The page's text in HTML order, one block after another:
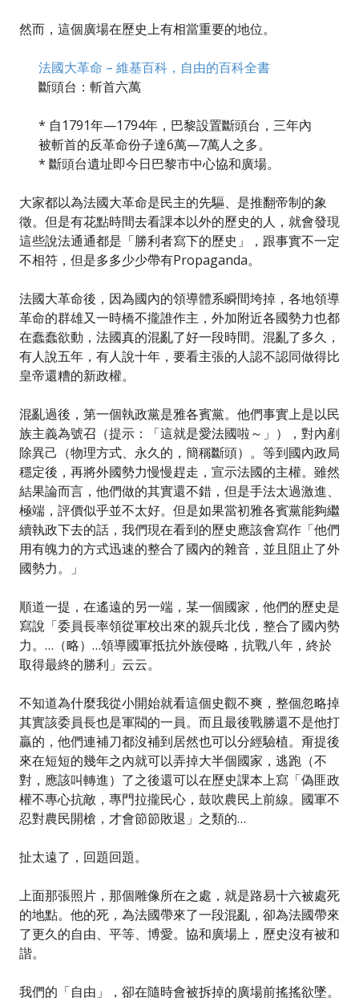
然而，這個廣場在歷史上有相當重要的地位。
法國大革命 – 維基百科，自由的百科全書
斷頭台：斬首六萬
* 自1791年—1794年，巴黎設置斷頭台，三年內
被斬首的反革命份子達6萬—7萬人之多。
* 斷頭台遺址即今日巴黎市中心協和廣場。
大家都以為法國大革命是民主的先驅、是推翻帝制的象
徵。但是有花點時間去看課本以外的歷史的人，就會發現
這些說法通通都是「勝利者寫下的歷史」，跟事實不一定
不相符，但是多多少少帶有Propaganda。
法國大革命後，因為國內的領導體系瞬間垮掉，各地領導
革命的群雄又一時橋不攏誰作主，外加附近各國勢力也都
在蠢蠢欲動，法國真的混亂了好一段時間。混亂了多久，
有人說五年，有人說十年，要看主張的人認不認同做得比
皇帝還糟的新政權。
混亂過後，第一個執政黨是雅各賓黨。他們事實上是以民
族主義為號召（提示：「這就是愛法國啦～」），對內剷
除異己（物理方式、永久的，簡稱斷頭）。等到國內政局
穩定後，再將外國勢力慢慢趕走，宣示法國的主權。雖然
結果論而言，他們做的其實還不錯，但是手法太過激進、
極端，評價似乎並不太好。但是如果當初雅各賓黨能夠繼
續執政下去的話，我們現在看到的歷史應該會寫作「他們
用有魄力的方式迅速的整合了國內的雜音，並且阻止了外
國勢力。」
順道一提，在遙遠的另一端，某一個國家，他們的歷史是
寫說「委員長率領從軍校出來的親兵北伐，整合了國內勢
力。…（略）…領導國軍抵抗外族侵略，抗戰八年，終於
取得最終的勝利」云云。
不知道為什麼我從小開始就看這個史觀不爽，整個忽略掉
其實該委員長也是軍閥的一員。而且最後戰勝還不是他打
贏的，他們連補刀都沒補到居然也可以分經驗植。甭提後
來在短短的幾年之內就可以弄掉大半個國家，逃跑（不
對，應該叫轉進）了之後還可以在歷史課本上寫「偽匪政
權不專心抗敵，專門拉攏民心，鼓吹農民上前線。國軍不
忍對農民開槍，才會節節敗退」之類的…
扯太遠了，回題回題。
上面那張照片，那個雕像所在之處，就是路易十六被處死
的地點。他的死，為法國帶來了一段混亂，卻為法國帶來
了更久的自由、平等、博愛。協和廣場上，歷史沒有被和
諧。
我們的「自由」，卻在隨時會被拆掉的廣場前搖搖欲墜。